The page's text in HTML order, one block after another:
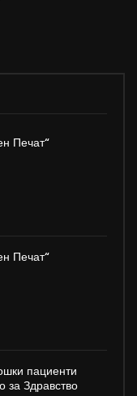
Печат“
Печат“
пациенти
за Здравство